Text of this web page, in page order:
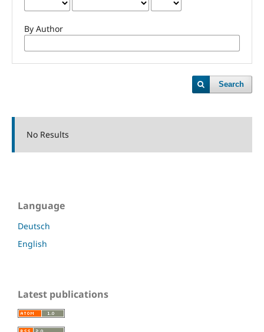
By Author
Search
No Results
Language
Deutsch
English
Latest publications